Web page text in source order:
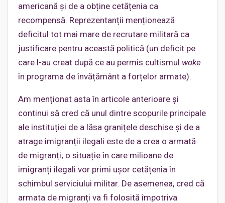
americană și de a obține cetățenia ca
recompensă. Reprezentanții menționează
deficitul tot mai mare de recrutare militară ca
justificare pentru această politică (un deficit pe
care l-au creat după ce au permis cultismul woke
în programa de învățământ a forțelor armate).
Am menționat asta în articole anterioare și
continui să cred că unul dintre scopurile principale
ale instituției de a lăsa granițele deschise și de a
atrage imigranții ilegali este de a crea o armată
de migranți; o situație în care milioane de
imigranți ilegali vor primi ușor cetățenia în
schimbul serviciului militar. De asemenea, cred că
armata de migranți va fi folosită împotriva